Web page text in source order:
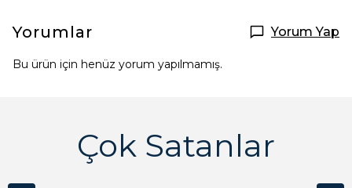
Yorumlar Yorum Yap
Bu ürün için henüz yorum yapılmamış.
Çok Satanlar